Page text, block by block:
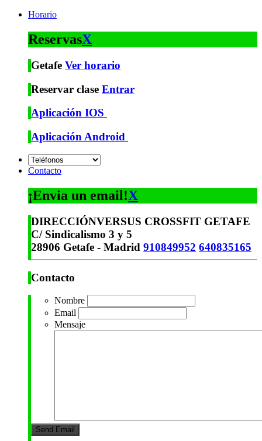
Horario
ReservasX
Getafe Ver horario
Reservar clase Entrar
Aplicación IOS
Aplicación Android
Contacto
¡Envia un email!X
DIRECCIÓNVERSUS CROSSFIT GETAFE
C/ Sindicalismo 3 y 5
28906 Getafe - Madrid 910849952 640835165
Contacto
Nombre
Email
Mensaje